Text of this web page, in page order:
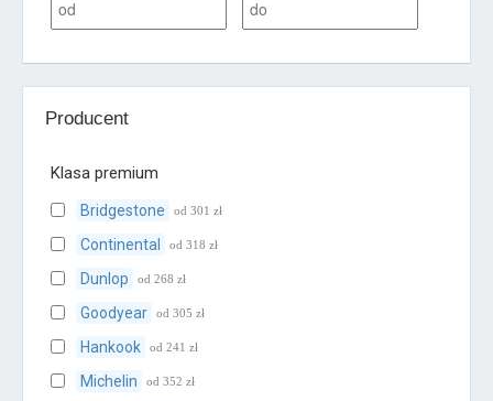
Producent
Klasa premium
Bridgestone od 301 zł
Continental od 318 zł
Dunlop od 268 zł
Goodyear od 305 zł
Hankook od 241 zł
Michelin od 352 zł